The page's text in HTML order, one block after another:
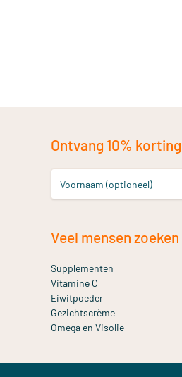
Ontvang 10%
Voornaam (optioneel)
Veel mensen
Supplementen
Vitamine C
Eiwitpoeder
Gezichtscrème
Omega en Visolie